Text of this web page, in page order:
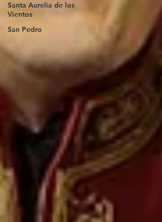
Santa Aurelia de los
Vientos
San Pedro